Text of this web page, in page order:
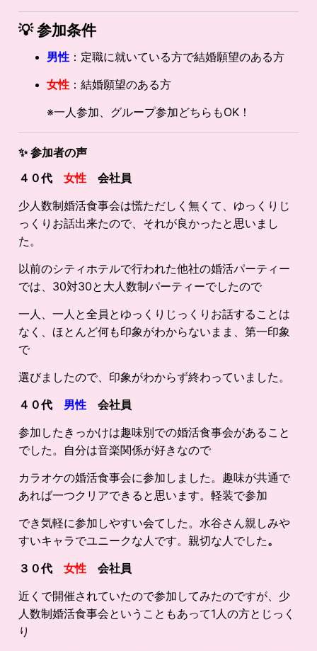
💡参加条件
男性 ：定職に就いている方で結婚願望のある方
女性 ：結婚願望のある方
※一人参加、グループ参加どちらもOK！
✨参加者の声
４０代 女性 会社員
少人数制婚活食事会は慌ただしく無くて、ゆっくりじ
っくりお話出来たので、それが良かったと思いまし
た。
以前のシティホテルで行われた他社の婚活パーティー
では、30対30と大人数制パーティーでしたので
一人、一人と全員とゆっくりじっくりお話することは
なく、ほとんど何も印象がわからないまま、第一印象
で
選びましたので、印象がわからず終わっていました。
４０代 男性 会社員
参加したきっかけは趣味別での婚活食事会があること
でした。自分は音楽関係が好きなので
カラオケの婚活食事会に参加しました。趣味が共通で
あれば一つクリアできると思います。軽装で参加
でき気軽に参加しやすい会てした。水谷さん親しみや
すいキャラでユニークな人です。親切な人でした。
３０代 女性 会社員
近くで開催されていたので参加してみたのですが、少
人数制婚活食事会ということもあって1人の方とじっく
り